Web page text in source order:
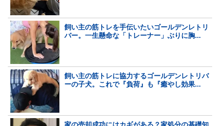
飼い主の筋トレを手伝いたいゴールデンレトリ
バー。一生懸命な「トレーナー」ぶりに胸...
飼い主の筋トレに協力するゴールデンレトリバ
ーの子犬。これで『負荷』も『癒やし効果...
家の売却成功にはカギがある？家処分の基礎知